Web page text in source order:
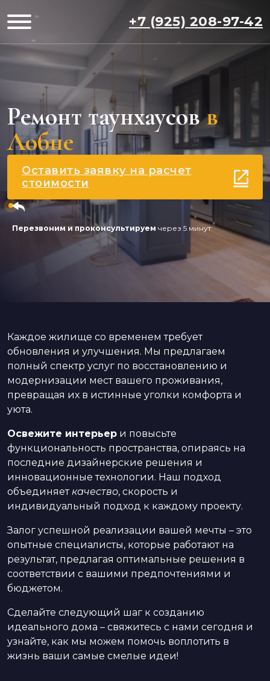
+7 (925) 208-97-42
Ремонт таунхаусовв
Лобне
Оставить заявку на расчет
стоимости
Перезвоним и проконсультируем через 5 минут
Каждое жилище со временем требует
обновления и улучшения. Мы предлагаем
полный спектр услуг по восстановлению и
модернизации мест вашего проживания,
превращая их в истинные уголки комфорта и
уюта.
Освежите интерьер и повысьте
функциональность пространства, опираясь на
последние дизайнерские решения и
инновационные технологии. Наш подход
объединяеткачество, скорость и
индивидуальный подход к каждому проекту.
Залог успешной реализации вашей мечты – это
опытные специалисты, которые работают на
результат, предлагая оптимальные решения в
соответствии с вашими предпочтениями и
бюджетом.
Сделайте следующий шаг к созданию
идеального дома – свяжитесь с нами сегодня и
узнайте, как мы можем помочь воплотить в
жизнь ваши самые смелые идеи!